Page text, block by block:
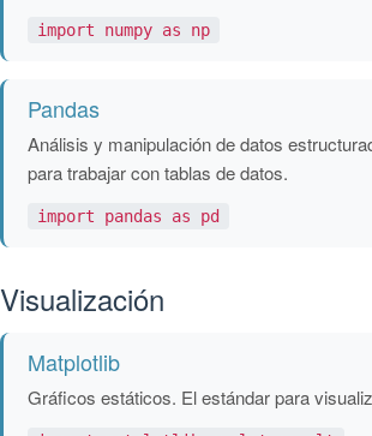
import numpy as np
Pandas
Análisis y manipulación de datos
para trabajar con tablas de datos.
import pandas as pd
Visualización
Matplotlib
Gráficos estáticos. El estándar para